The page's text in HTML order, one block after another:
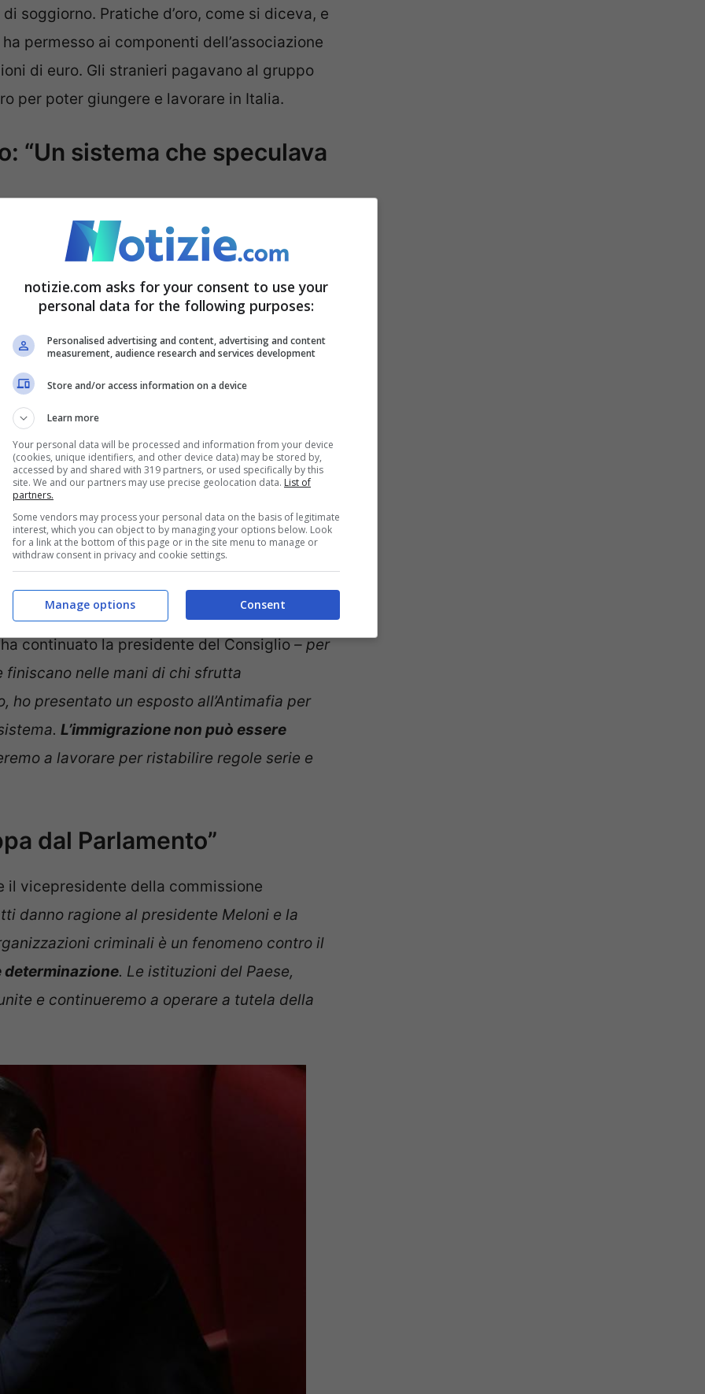
soggiorno. Pratiche d’oro, come si diceva, e
permesso ai componenti dell’associazione
di euro. Gli stranieri pagavano al gruppo
per poter giungere e lavorare in Italia.
“Un sistema che speculava
e gli extracomunitari, diversi
L’inchiesta della Dda di Salerno –ha
ancora una volta quanto denunciato dal
è stata terreno fertile per criminali
sull’immigrazione, sfruttando cittadini
permesso di soggiorno e alimentando un
in questi giorni è nella bufera e nel mirino
a causa del rimpatrio in Libia del
dei centri per migranti in Albania
. Ma
la stessa Meloni a consegnareil primo
nei decreti flussi e nei click day nelle mani
ha continuato la presidente del Consiglio – per
nelle mani di chi sfrutta
ho presentato un esposto all’Antimafia per
L’immigrazione non può essere
a lavorare per ristabilire regole serie e
dal Parlamento”
il vicepresidente della commissione
danno ragione al presidente Meloni e la
criminali è un fenomeno contro il
determinazione. Le istituzioni del Paese,
e continueremo a operare a tutela della
notizie.com asks for your consent to use your
personal data for the following purposes:
Personalised advertising and content, advertising and content
measurement, audience research and services development
Store and/or access information on a device
Learn more
Your personal data will be processed and information from your device
(cookies, unique identifiers, and other device data) may be stored by,
accessed by and shared with 319 partners, or used specifically by this
site. We and our partners may use precise geolocation data. List of
partners.
Some vendors may process your personal data on the basis of legitimate
interest, which you can object to by managing your options below. Look
for a link at the bottom of this page or in the site menu to manage or
withdraw consent in privacy and cookie settings.
Consent
Manage options